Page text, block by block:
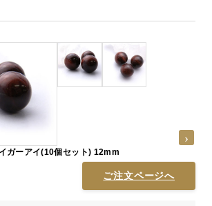
ガーアイ(10個セット) 12mm
ご注文ページへ